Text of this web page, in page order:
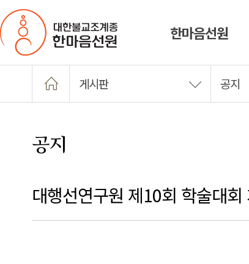
한마음선원
게시판 공지
공지
대행선연구원 제10회 학술대